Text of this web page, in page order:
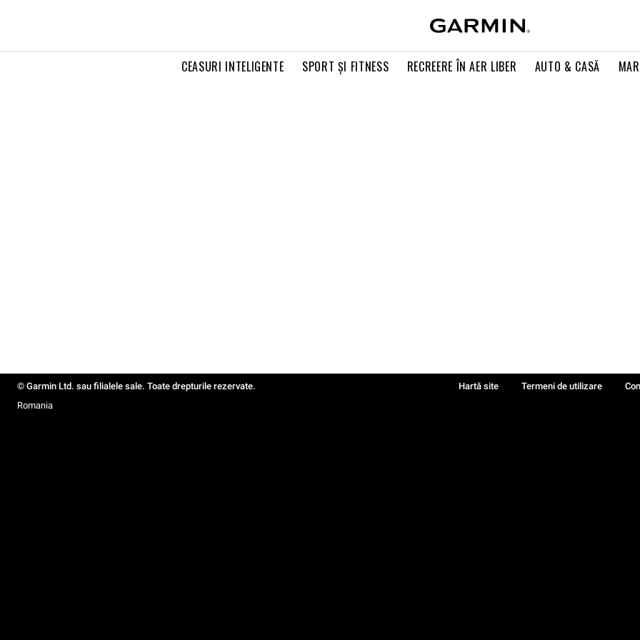
CEASURI INTELIGENTE SPORT ŞI FITNESS RECREERE ÎN AER LIBER AUTO & CASĂ
© Garmin Ltd. sau filialele sale. Toate drepturile rezervate. Hartă site Termeni de utilizare
Romania